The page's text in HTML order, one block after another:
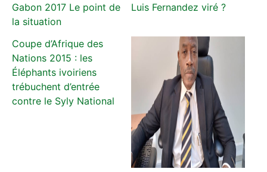
Gabon 2017 Le point de
la situation
Luis Fernandez viré ?
Coupe d’Afrique des
Nations 2015 : les
Éléphants ivoiriens
trébuchent d’entrée
contre le Syly National